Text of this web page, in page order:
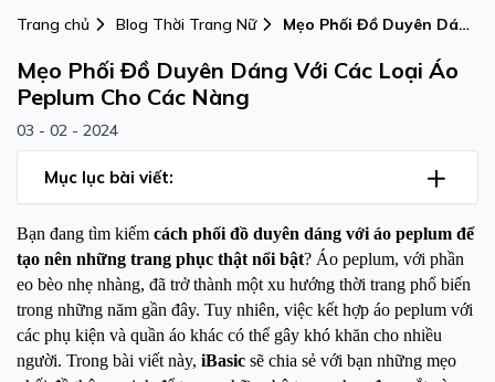
Trang chủ Blog Thời Trang Nữ
Mẹo Phối Đồ Duyên Dáng
Cho Các Nàng
Mẹo Phối Đồ Duyên Dáng Với Các Loại Áo
Peplum Cho Các Nàng
03 - 02 - 2024
Mục lục bài viết:
Bạn đang tìm kiếm cách phối đồ duyên dáng với áo peplum để
tạo nên những trang phục thật nổi bật? Áo peplum, với phần
eo bèo nhẹ nhàng, đã trở thành một xu hướng thời trang phổ biến
trong những năm gần đây. Tuy nhiên, việc kết hợp áo peplum với
các phụ kiện và quần áo khác có thể gây khó khăn cho nhiều
người. Trong bài viết này, iBasic sẽ chia sẻ với bạn những mẹo